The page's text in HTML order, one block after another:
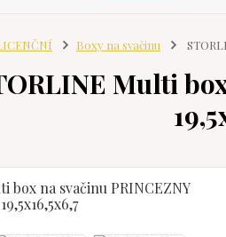
Boxy na svačinu
Multi